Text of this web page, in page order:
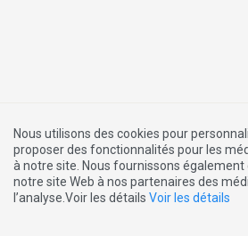
Nous utilisons des cookies pour
proposer des fonctionnalités pour les
à notre site. Nous fournissons
notre site Web à nos partenaires des
l’analyse.Voir les détails Voir les détails